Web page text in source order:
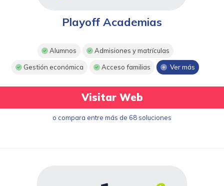
Playoff Academias
Alumnos Admisiones y matrículas
Gestión económica Acceso familias Ver más
Visitar Web
o compara entre más de 68 soluciones